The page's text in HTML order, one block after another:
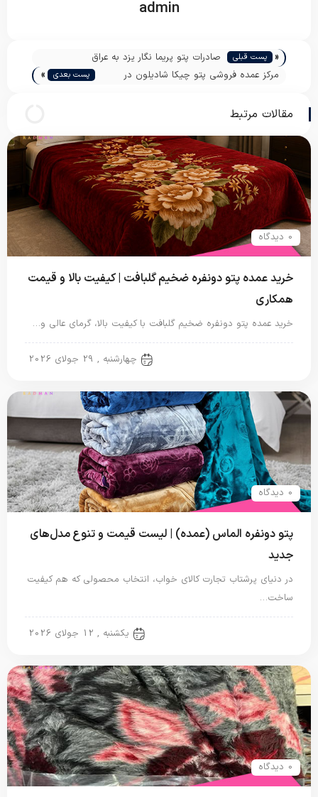
admin
« پست قبلی
صادرات پتو پریما نگار یزد به عراق
مرکز عمده فروشی پتو چیکا شادیلون در
پست بعدی »
مقالات مرتبط
0 دیدگاه
خرید عمده پتو دونفره ضخیم گلبافت | کیفیت بالا و قیمت
همکاری
خرید عمده پتو دونفره ضخیم گلبافت با کیفیت بالا، گرمای عالی و…
چهارشنبه , 29 جولای 2026
0 دیدگاه
پتو دونفره الماس (عمده) | لیست قیمت و تنوع مدل‌های
جدید
در دنیای پرشتاب تجارت کالای خواب، انتخاب محصولی که هم کیفیت
ساخت…
یکشنبه , 12 جولای 2026
0 دیدگاه